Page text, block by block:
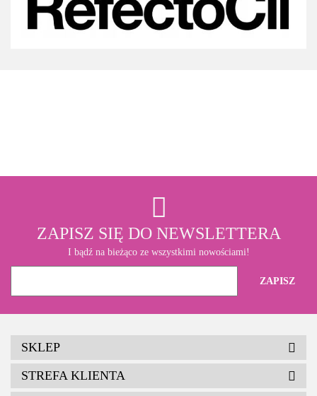
ZAPISZ SIĘ DO NEWSLETTERA
I bądź na bieżąco ze wszystkimi nowościami!
SKLEP
STREFA KLIENTA